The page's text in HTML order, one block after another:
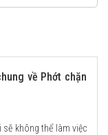
về Phớt chặn
không thể làm việc